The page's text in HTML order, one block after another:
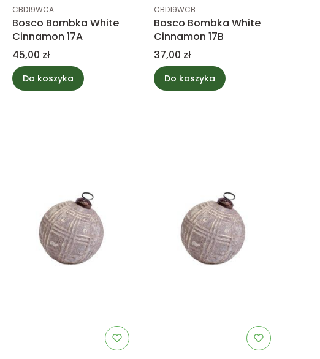
Kod produktu
CBD19WCA
Bosco Bombka White
Cinnamon 17A
Cena
45,00 zł
Do koszyka
Kod produktu
CBD19WCB
Bosco Bombka White
Cinnamon 17B
Cena
37,00 zł
Do koszyka